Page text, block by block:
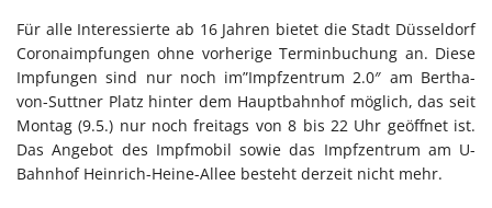
Für alle Interessierte ab 16 Jahren bietet die Stadt Düsseldorf
Coronaimpfungen ohne vorherige Terminbuchung an. Diese
Impfungen sind nur noch im”Impfzentrum 2.0″ am Bertha-
von-Suttner Platz hinter dem Hauptbahnhof möglich, das seit
Montag (9.5.) nur noch freitags von 8 bis 22 Uhr geöffnet ist.
Das Angebot des Impfmobil sowie das Impfzentrum am U-
Bahnhof Heinrich-Heine-Allee besteht derzeit nicht mehr.